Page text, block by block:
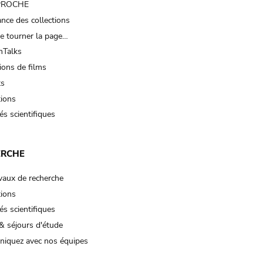
des collections
tourner la page…
de films
scientifiques
de recherche
scientifiques
séjours d'étude
avec nos équipes